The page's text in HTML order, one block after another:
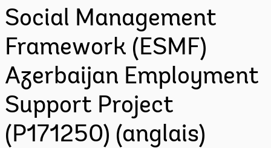
Social Management
Framework (ESMF)
Azerbaijan Employment
Support Project
(P171250) (anglais)